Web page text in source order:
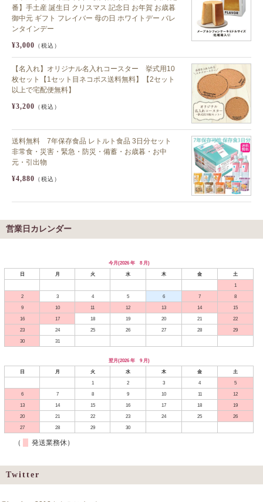
番】手土産 誕生日 クリスマス 記念日 お年賀 お歳暮
御中元 ギフト フレイバー 母の日 ホワイトデー バレ
ンタインデー
¥3,000 （税込）
【名入れ】オリジナル名入れコースター 挙式用10
枚セット【1セット目ネコポス送料無料】【2セット
以上で宅配便無料】
¥3,200 （税込）
送料無料 7年保存食品 レトルト食品 3日分セット
非常食・災害・緊急・防災・備蓄・お歳暮・お中
元・引出物
¥4,880 （税込）
営業日カレンダー
今月(2026 年 8 月)
日
月 火 水 木 金
土
1
2
3 4 5 6 7
8
9
10 11 12 13 14
15
16
17 18 19 20 21
22
23
24 25 26 27 28
29
30
31
翌月(2026 年 9 月)
日
月 火 水 木 金
土
1
2 3 4
5
6
7 8 9 10 11
12
13
14 15 16 17 18
19
20
21 22 23 24 25
26
27
28 29 30
（ 発送業務休）
Twitter